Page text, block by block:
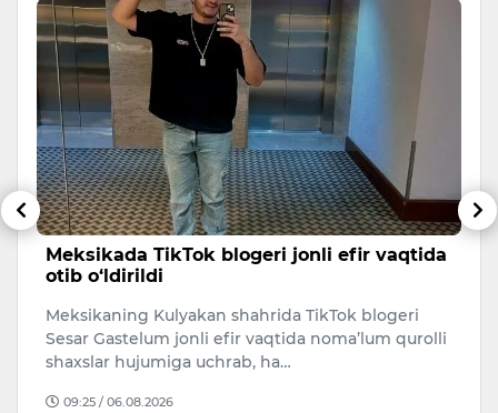
Meksikada TikTok blogeri jonli efir vaqtida
otib o‘ldirildi
Meksikaning Kulyakan shahrida TikTok blogeri
Sesar Gastelum jonli efir vaqtida noma’lum qurolli
shaxslar hujumiga uchrab, ha…
09:25 / 06.08.2026